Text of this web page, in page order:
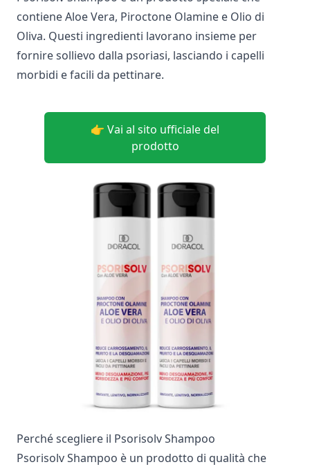
contiene Aloe Vera, Piroctone Olamine e Olio di
Oliva. Questi ingredienti lavorano insieme per
fornire sollievo dalla psoriasi, lasciando i capelli
morbidi e facili da pettinare.
👉 Vai al sito ufficiale del
prodotto
Perché scegliere il Psorisolv Shampoo
Psorisolv Shampoo è un prodotto di qualità che